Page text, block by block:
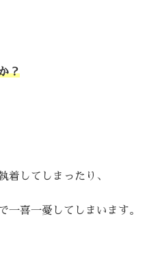
？
着してしまったり、
一喜一憂してしまいます。